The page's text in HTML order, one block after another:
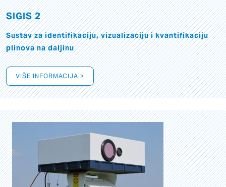
SIGIS 2
Sustav za identifikaciju, vizualizaciju i kvantifikaciju
plinova na daljinu
VIŠE INFORMACIJA >